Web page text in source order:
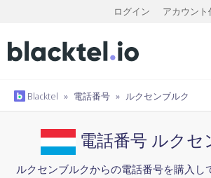
ログイン アカウント
Blacktel » 電話番号 » ルクセンブルク
電話番号 ルクセ
ルクセンブルクからの電話番号を購入し